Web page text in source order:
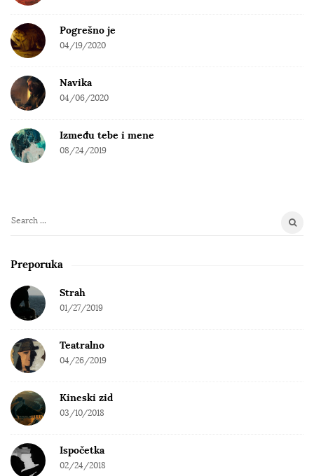
Pogrešno je
04/19/2020
Navika
04/06/2020
Između tebe i mene
08/24/2019
S
a
c
h
r
Preporuka
Strah
01/27/2019
Teatralno
04/26/2019
Kineski zid
03/10/2018
Ispočetka
02/24/2018